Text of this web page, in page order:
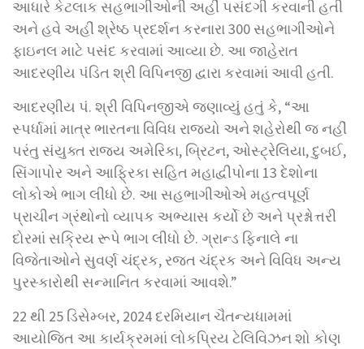
આધારે કેટલાક સહભાગીઓની અહીં પસંદગી કરવાની હતી
અને હવે અહીં શ્રેષ્ઠ પ્રદર્શન કરનારા 300 સહભાગીઓને
ફાઇનલ માટે પસંદ કરવામાં આવ્યા છે. આ જાહેરાત
આદરણીય પંડિત શ્રી વિપિનજી દ્વારા કરવામાં આવી હતી.
આદરણીય પં. શ્રી વિપિનજીએ જણાવ્યું હતું કે, “આ
સ્પર્ધામાં માત્ર ભારતના વિવિધ રાજ્યો અને શહેરોથી જ નહીં
પરંતુ સંયુક્ત રાજ્ય અમેરિકા, બ્રિટન, ઓસ્ટ્રેલિયા, દુબઈ,
સિંગાપોર અને આફ્રિકા સહિત મહાદ્વીપોના 13 દેશોના
લોકોએ ભાગ લીધો છે. આ સહભાગીઓએ મહત્વપૂર્ણ
પ્રાચીન ગ્રંથોનો વ્યાપક અભ્યાસ કર્યો છે અને પ્રશ્નોત્તરી
દોરમાં સક્રિય રૂપે ભાગ લીધો છે. ગ્રાન્ડ ફિનાલે ના
વિજેતાઓને સુવર્ણ ચંદ્રક, રજત ચંદ્રક અને વિવિધ અન્ય
પુરસ્કારોથી સન્માનિત કરવામાં આવશે.”
22 થી 25 ડિસેમ્બર, 2024 દરમિયાન ચૈતન્યધામમાં
આયોજિત આ કાર્યક્રમમાં લોકપ્રિય ટેલિવિઝન શો કોણ